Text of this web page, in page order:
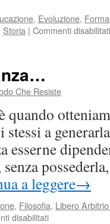
, Evoluzione,
Storia | Commenti disabilitati
Che Resiste
quando
a
esserne
a leggere→
, Filosofia, Libero
disabilitatisu